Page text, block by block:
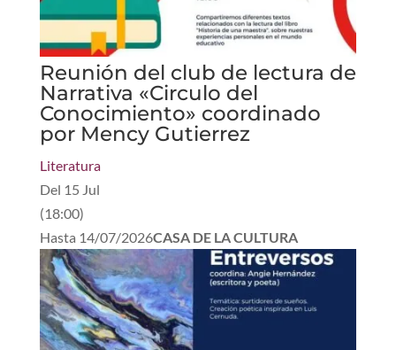
Reunión del club de lectura de
Narrativa «Circulo del
Conocimiento» coordinado
por Mency Gutierrez
Literatura
Del 15 Jul
(18:00)
Hasta 14/07/2026CASA DE LA CULTURA